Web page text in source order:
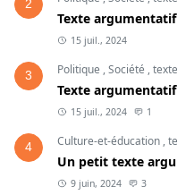
2
Texte
15 juil., 2024
3 Politique ,Société ,
Texte
15 juil., 2024 1
4 Culture-et-éducation ,
Un petit texte
9 juin, 2024 3